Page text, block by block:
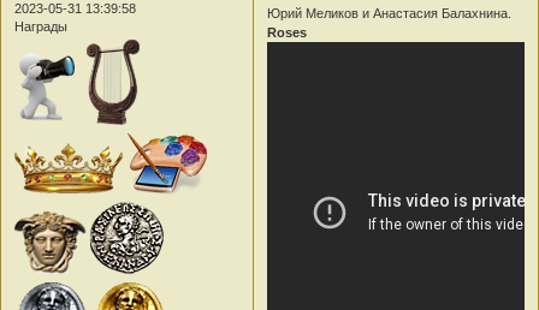
2023-05-31 13:39:58
Награды
Юрий Меликов и Анастасия Балахнина.
Roses